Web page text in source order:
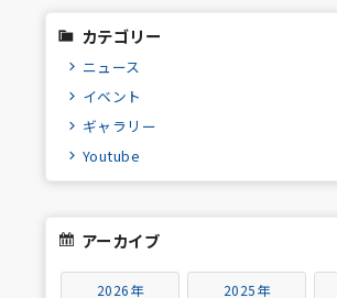
カテゴリー
ニュース
イベント
ギャラリー
Youtube
アーカイブ
2026年 2025年